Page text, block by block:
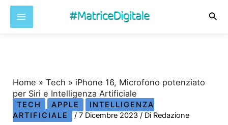
Home »Tech » iPhone 16, Microfono potenziato
per Siri e Intelligenza Artificiale
TECH APPLE
INTELLIGENZA
ARTIFICIALE
/7 Dicembre 2023/ Di Redazione